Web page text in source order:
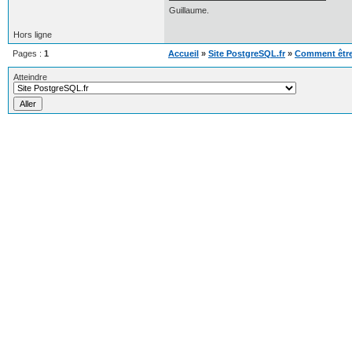
Guillaume.
Hors ligne
Pages : 1 Accueil » Site PostgreSQL.fr » Comment
Atteindre